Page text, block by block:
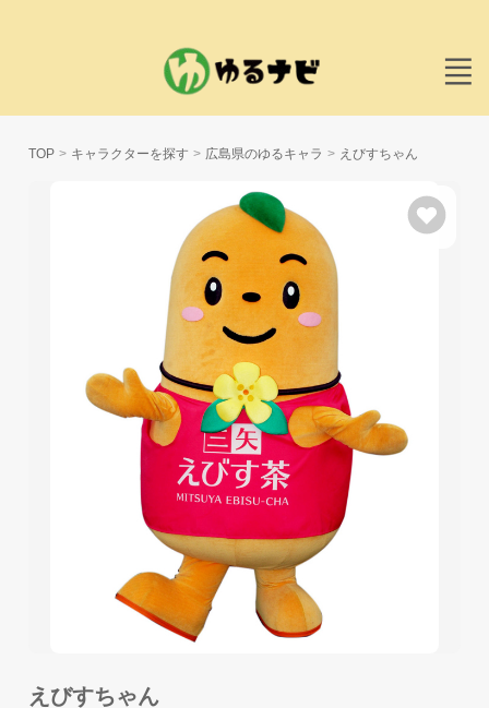
TOP キャラクターを探す 広島県のゆるキャラ えびすちゃん
えびすちゃん